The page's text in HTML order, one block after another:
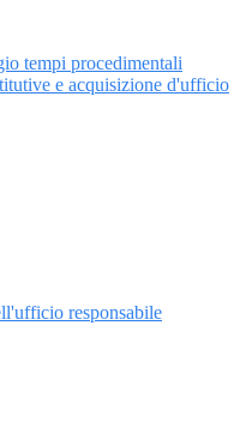
tempi procedimentali
e acquisizione d'ufficio
responsabile